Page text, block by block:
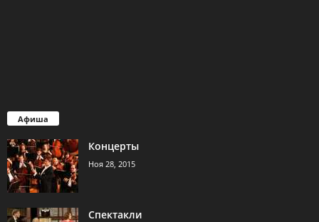
Афиша
Концерты
Ноя 28, 2015
Спектакли